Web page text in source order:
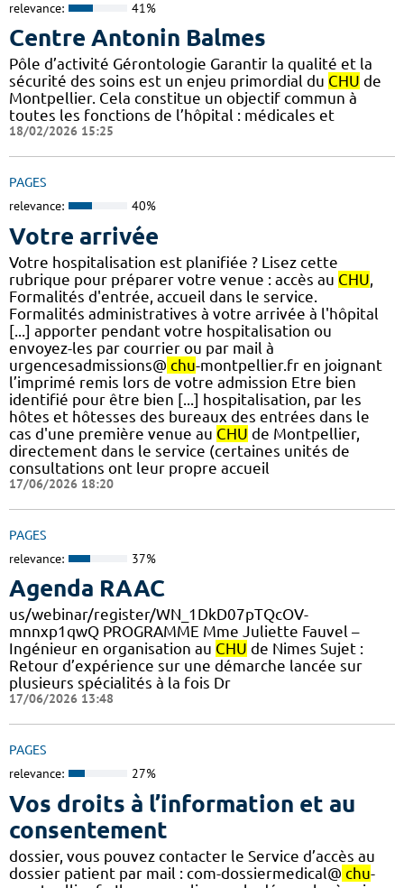
relevance: 41%
Centre Antonin Balmes
Pôle d’activité Gérontologie Garantir la qualité et la
sécurité des soins est un enjeu primordial du CHU de
Montpellier. Cela constitue un objectif commun à
toutes les fonctions de l’hôpital : médicales et
18/02/2026 15:25
PAGES
relevance: 40%
Votre arrivée
Votre hospitalisation est planifiée ? Lisez cette
rubrique pour préparer votre venue : accès au CHU
Formalités d'entrée, accueil dans le service.
Formalités administratives à votre arrivée à l'hôpital
[...] apporter pendant votre hospitalisation ou
envoyez-les par courrier ou par mail à
urgencesadmissions@ chu-montpellier.fr en joignant
l’imprimé remis lors de votre admission Etre bien
identifié pour être bien [...] hospitalisation, par les
hôtes et hôtesses des bureaux des entrées dans le
cas d'une première venue au CHU de Montpellier,
directement dans le service (certaines unités de
consultations ont leur propre accueil
17/06/2026 18:20
PAGES
relevance: 37%
Agenda RAAC
us/webinar/register/WN_1DkD07pTQcOV-
mnnxp1qwQ PROGRAMME Mme Juliette Fauvel –
Ingénieur en organisation au CHU de Nimes Sujet :
Retour d’expérience sur une démarche lancée sur
plusieurs spécialités à la fois Dr
17/06/2026 13:48
PAGES
relevance: 27%
Vos droits à l’information et au
consentement
dossier, vous pouvez contacter le Service d’accès au
dossier patient par mail : com-dossiermedical@ chu-